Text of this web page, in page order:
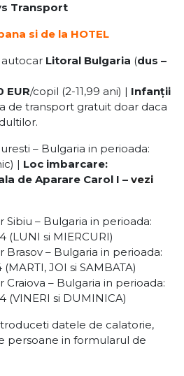
Transport
si de la HOTEL
Litoral Bulgaria (dus –
EUR/copil (2-11,99 ani) | Infanții
de transport gratuit doar daca
– Bulgaria in perioada:
| Loc imbarcare:
de Aparare Carol I – vezi
Sibiu – Bulgaria in perioada:
(LUNI si MIERCURI)
Brasov – Bulgaria in perioada:
(MARTI, JOI si SAMBATA)
– Bulgaria in perioada:
(VINERI si DUMINICA)
datele de calatorie,
persoane in formularul de